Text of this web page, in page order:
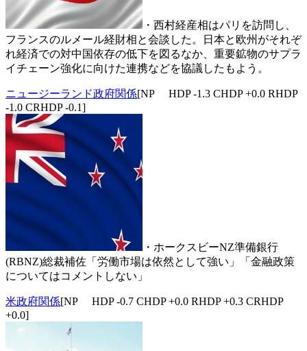
・西村経産相はパリを訪問し、
フランスのルメール経財相と会談した。日本と欧州がそれぞ
れ経済での対中国依存の低下を図るなか、重要鉱物のサプラ
イチェーン強化に向けた連携などを協議したもよう。
ニュージーランド政府関係[NP HDP -1.3 CHDP +0.0 RHDP
-1.0 CRHDP -0.1]
・ホークスビーNZ準備銀行
(RBNZ)総裁補佐「労働市場は依然として強い」「金融政策
についてはコメントしない」
米政府関係[NP HDP -0.7 CHDP +0.0 RHDP +0.3 CRHDP
+0.0]